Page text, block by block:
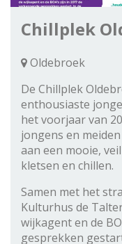
Chillplek
Oldebroek
De Chillplek
enthousiaste
het voorjaar van
jongens en
aan een mooie,
kletsen en chillen.
Samen met het
Kulturhus de
wijkagent en de
gesprekken